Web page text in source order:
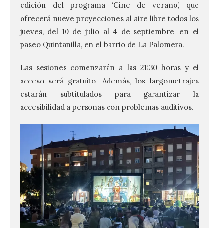
edición del programa ‘Cine de verano’, que
ofrecerá nueve proyecciones al aire libre todos los
jueves, del 10 de julio al 4 de septiembre, en el
paseo Quintanilla, en el barrio de La Palomera.
Las sesiones comenzarán a las 21:30 horas y el
acceso será gratuito. Además, los largometrajes
estarán subtitulados para garantizar la
accesibilidad a personas con problemas auditivos.